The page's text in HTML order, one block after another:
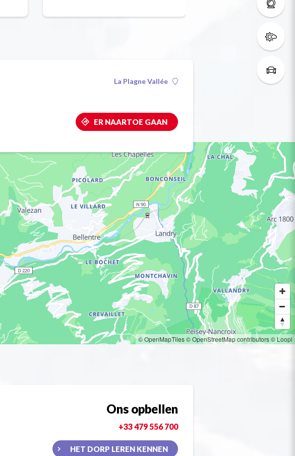
La Plagne Vallée
ER NAARTOE GAAN
© OpenMapTiles© OpenStreetMap contributors© Loopi
Ons opbellen
+33 479 556 700
HET DORP LEREN KENNEN